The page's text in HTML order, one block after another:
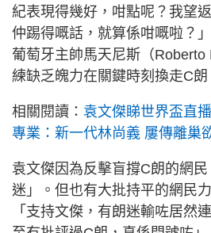
紀表現得幾好，咁點呢？我望
仲踢得嘅話，就算係咁嘅啦？
葡萄牙主帥馬天尼斯（
練缺乏魄力在關鍵時刻換走C朗
相關閱讀： 袁文傑睇世界盃直
專業：新一代林尚義 屢傳離巢
袁文傑因為反擊盲撐C朗的網
迷」。但也有大批持平的網民
「支持文傑，有朗迷輸咗居然